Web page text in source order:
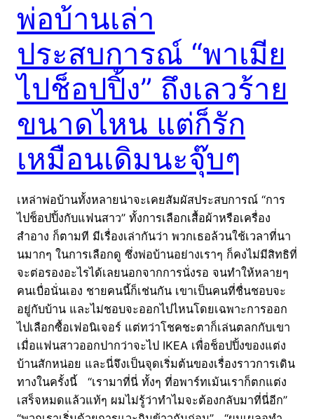
พ่อบ้านเล่า
ประสบการณ์ “พาเมีย
ไปช็อปปิ้ง” ถึงเลวร้าย
ขนาดไหน แต่ก็รัก
เหมือนเดิมนะจุ๊บๆ
เหล่าพ่อบ้านทั้งหลายน่าจะเคยสัมผัสประสบการณ์ “การ
ไปช็อปปิ้งกับแฟนสาว” ทั้งการเลือกเสื้อผ้าหรือเครื่อง
สำอาง ก็ตามที มีเรื่องเล่ากันว่า พวกเธอล้วนใช้เวลาที่นา
นมากๆ ในการเลือกดู ซึ่งพ่อบ้านอย่างเราๆ ก็คงไม่มีสิทธิที่
จะต่อรองอะไรได้เลยนอกจากการนั่งรอ จนทำให้หลายๆ
คนเบื่อนั่นเอง ชายคนนี้ก็เช่นกัน เขาเป็นคนที่ชื่นชอบจะ
อยู่กับบ้าน และไม่ชอบจะออกไปไหนโดยเฉพาะการออก
ไปเลือกซื้อเฟอนิเจอร์ แต่ทว่าโชคชะตาก็เล่นตลกกับเขา
เมื่อแฟนสาวออกปากว่าจะไป IKEA เพื่อช็อปปิ้งของแต่ง
บ้านสักหน่อย และนี่จึงเป็นจุดเริ่มต้นของเรื่องราวการเดิน
ทางในครั้งนี้ “เรามาที่นี่ ทั้งๆ ที่อพาร์ทเม้นเราก็ตกแต่ง
เสร็จหมดแล้วแท้ๆ ผมไม่รู้ว่าทำไมจะต้องกลับมาที่นี่อีก”